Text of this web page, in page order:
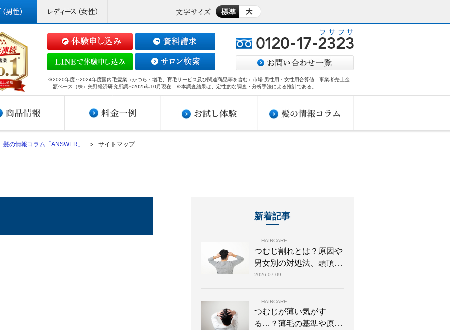
※2020年度～2024年度国内毛髪業（かつら・増毛、育毛サービス及び関連商品等を含む）市場 男性用・女性用合算値 事業者売上金
額ベース（株）矢野経済研究所調べ2025年10月現在 ※本調査結果は、定性的な調査・分析手法による推計である。​
髪の情報コラム「ANSWER」 サイトマップ
新着記事
つむじ割れとは？原因や
男女別の対処法、頭頂部
の薄毛との違いについて
2026.07.09
HAIRCARE
つむじが薄い気がす
る…？薄毛の基準や原因
HAIRCARE